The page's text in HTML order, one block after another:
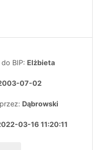
BIP: Elżbieta
07-02
Dąbrowski
03-16 11:20:11